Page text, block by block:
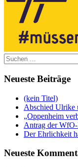
Suchen
nach:
Neueste Beiträge
(kein Titel)
Abschied Ulrike
„Oppenheim
Antrag der
Der Ehrlichkeit
Neueste